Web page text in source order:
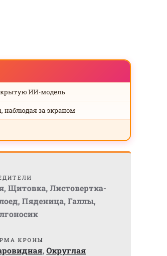
ИИ-модель
наблюдая за экраном
, Щитовка, Листовертка-
, Пяденица, Галлы,
КРОНЫ
, Округлая